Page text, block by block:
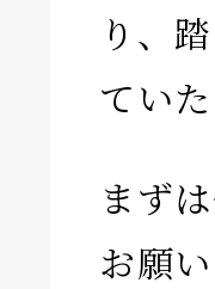
り、
てい
まず
お願